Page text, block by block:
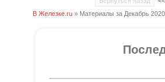
В Железке.ru » Материалы за Декабрь 2020